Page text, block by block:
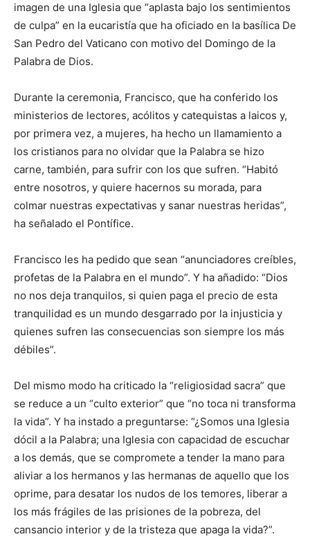
imagen de una Iglesia que “aplasta bajo los sentimientos
de culpa” en la eucaristía que ha oficiado en la basílica De
San Pedro del Vaticano con motivo del Domingo de la
Palabra de Dios.
Durante la ceremonia, Francisco, que ha conferido los
ministerios de lectores, acólitos y catequistas a laicos y,
por primera vez, a mujeres, ha hecho un llamamiento a
los cristianos para no olvidar que la Palabra se hizo
carne, también, para sufrir con los que sufren. “Habitó
entre nosotros, y quiere hacernos su morada, para
colmar nuestras expectativas y sanar nuestras heridas”,
ha señalado el Pontífice.
Francisco les ha pedido que sean “anunciadores creíbles,
profetas de la Palabra en el mundo”. Y ha añadido: “Dios
no nos deja tranquilos, si quien paga el precio de esta
tranquilidad es un mundo desgarrado por la injusticia y
quienes sufren las consecuencias son siempre los más
débiles”.
Del mismo modo ha criticado la “religiosidad sacra” que
se reduce a un “culto exterior” que “no toca ni transforma
la vida”. Y ha instado a preguntarse: “¿Somos una Iglesia
dócil a la Palabra; una Iglesia con capacidad de escuchar
a los demás, que se compromete a tender la mano para
aliviar a los hermanos y las hermanas de aquello que los
oprime, para desatar los nudos de los temores, liberar a
los más frágiles de las prisiones de la pobreza, del
cansancio interior y de la tristeza que apaga la vida?”.